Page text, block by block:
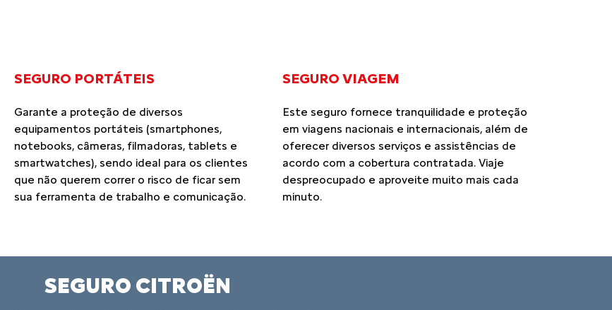
SEGURO PORTÁTEIS
Garante a proteção de diversos
equipamentos portáteis (smartphones,
notebooks, câmeras, filmadoras, tablets e
smartwatches), sendo ideal para os clientes
que não querem correr o risco de ficar sem
sua ferramenta de trabalho e comunicação.
SEGURO VIAGEM
Este seguro fornece tranquilidade e proteção
em viagens nacionais e internacionais, além de
oferecer diversos serviços e assistências de
acordo com a cobertura contratada. Viaje
despreocupado e aproveite muito mais cada
minuto.
SEGURO CITROËN